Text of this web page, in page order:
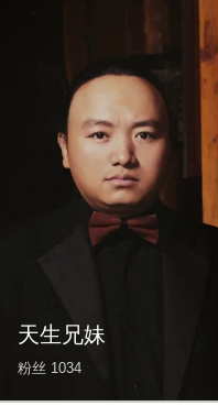
天生兄妹
粉丝 1034